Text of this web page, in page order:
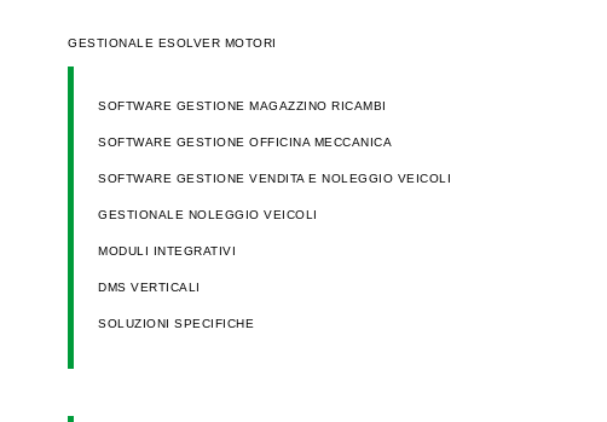
GESTIONALE ESOLVER MOTORI
SOFTWARE GESTIONE MAGAZZINO RICAMBI
SOFTWARE GESTIONE OFFICINA MECCANICA
SOFTWARE GESTIONE VENDITA E NOLEGGIO VEICOLI
GESTIONALE NOLEGGIO VEICOLI
MODULI INTEGRATIVI
DMS VERTICALI
SOLUZIONI SPECIFICHE